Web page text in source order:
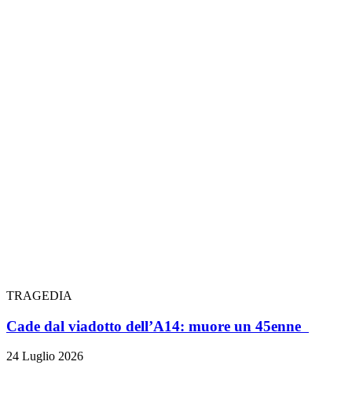
TRAGEDIA
Cade dal viadotto dell’A14: muore un 45enne
24 Luglio 2026